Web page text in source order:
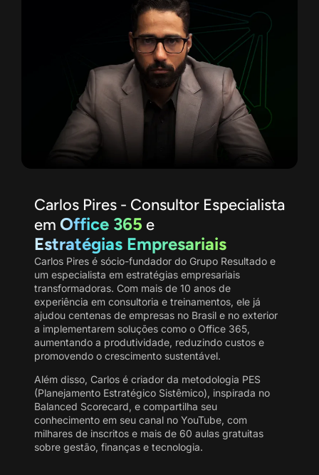
Carlos Pires - Consultor Especialista
em Office 365 e
Estratégias Empresariais
Carlos Pires é sócio-fundador do Grupo Resultado e
um especialista em estratégias empresariais
transformadoras. Com mais de 10 anos de
experiência em consultoria e treinamentos, ele já
ajudou centenas de empresas no Brasil e no exterior
a implementarem soluções como o Office 365,
aumentando a produtividade, reduzindo custos e
promovendo o crescimento sustentável.
Além disso, Carlos é criador da metodologia PES
(Planejamento Estratégico Sistêmico), inspirada no
Balanced Scorecard, e compartilha seu
conhecimento em seu canal no YouTube, com
milhares de inscritos e mais de 60 aulas gratuitas
sobre gestão, finanças e tecnologia.